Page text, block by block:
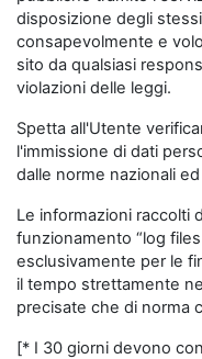
disposizione degli
consapevolmente e
sito da qualsiasi
violazioni delle leggi.
Spetta all'Utente
l'immissione di dati
dalle norme nazionali
Le informazioni raccolti
funzionamento “log
esclusivamente per le
il tempo strettamente
precisate che di norma
[* I 30 giorni devono